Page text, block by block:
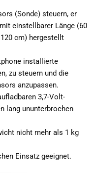
(Sonde) steuern, er
einstellbarer Länge (60
cm) hergestellt
installierte
zu steuern und die
anzupassen.
3,7-Volt-
lang ununterbrochen
nicht mehr als 1 kg
Einsatz geeignet.